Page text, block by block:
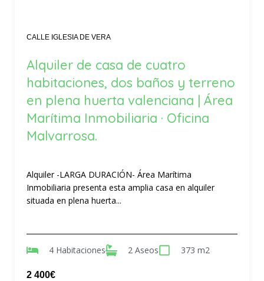
CALLE IGLESIA DE VERA
Alquiler de casa de cuatro
habitaciones, dos baños y terreno
en plena huerta valenciana | Área
Marítima Inmobiliaria · Oficina
Malvarrosa.
Alquiler -LARGA DURACIÓN- Área Marítima
Inmobiliaria presenta esta amplia casa en alquiler
situada en plena huerta...
4 Habitaciones 2 Aseos 373 m2
2 400€